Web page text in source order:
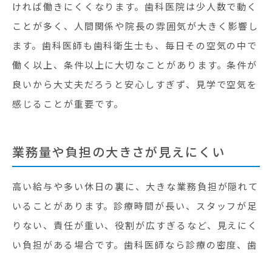
ければ働きにくくなります。歯科医院は少人数で動く
ことが多く、人間関係や院長の雰囲気が大きく影響し
ます。歯科医師も歯科衛生士も、毎日その空気の中で
働く以上、条件以上に大切なことがあります。条件が
良いから大丈夫だろうと安心しすぎず、見学で空気を
感じることが重要です。
業務量や負担の大きさが見えにくい
高い給与や多い休日の裏に、大きな業務負担が隠れて
いることがあります。診療時間が長い、スタッフが足
りない、責任が重い、役割が広すぎるなど、見えにく
い負担がある場合です。歯科医師なら診療の密度、歯